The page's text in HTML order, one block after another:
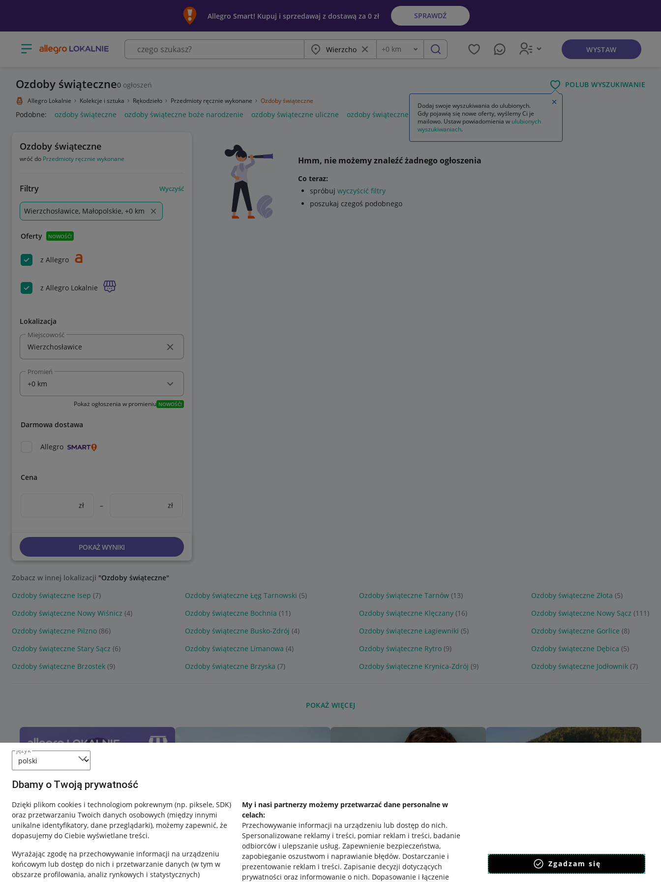
język
Dbamy o Twoją prywatność
Dzięki plikom cookies i technologiom pokrewnym (np. piksele, SDK)
oraz przetwarzaniu Twoich danych osobowych (między innymi
unikalne identyfikatory, dane przeglądarki), możemy zapewnić, że
dopasujemy do Ciebie wyświetlane treści.
Wyrażając zgodę na przechowywanie informacji na urządzeniu
końcowym lub dostęp do nich i przetwarzanie danych (w tym w
obszarze profilowania, analiz rynkowych i statystycznych)
My i nasi partnerzy możemy przetwarzać dane personalne w
celach:
Przechowywanie informacji na urządzeniu lub dostęp do nich.
Spersonalizowane reklamy i treści, pomiar reklam i treści, badanie
odbiorców i ulepszanie usług. Zapewnienie bezpieczeństwa,
zapobieganie oszustwom i naprawianie błędów. Dostarczanie i
prezentowanie reklam i treści. Zapisanie decyzji dotyczących
prywatności oraz informowanie o nich. Dopasowanie i łączenie
Zgadzam się
Allegro Smart! Kupuj i sprzedawaj z dostawą za 0 zł SPRAWDŹ
Otwórz menu z kategoriami Miasto Wyczyść frazę
Odległość
+0 km szukaj WYSTAW
Ozdoby świąteczne0 ogłoszeń POLUB WYSZUKIWANIE
Allegro Lokalnie Kolekcje i sztuka Rękodzieło Przedmioty ręcznie wykonane Ozdoby świąteczne
Podobne: ozdoby świąteczne ozdoby świąteczne boże narodzenie ozdoby świąteczne uliczne ozdoby świąteczne zewnętrzne ozdoby świąteczne na tort
Ozdoby świąteczne
wróć do Przedmioty ręcznie wykonane
Filtry Wyczyść
Wierzchosławice, Małopolskie, +0 km
Oferty NOWOŚĆ!
z Allegro
z Allegro Lokalnie
Lokalizacja
Miejscowość
Promień
Pokaż ogłoszenia w promieniu NOWOŚĆ!
Darmowa dostawa
Allegro
Cena
zł – zł
POKAŻ WYNIKI
Hmm, nie możemy znaleźć żadnego ogłoszenia
Co teraz:
spróbuj wyczyścić filtry
poszukaj czegoś podobnego
Zobacz w innej lokalizacji "Ozdoby świąteczne"
Ozdoby świąteczne Isep (7) Ozdoby świąteczne Łęg Tarnowski (5) Ozdoby świąteczne Tarnów (13) Ozdoby świąteczne Złota (5)
Ozdoby świąteczne Nowy Wiśnicz (4) Ozdoby świąteczne Bochnia (11) Ozdoby świąteczne Klęczany (16) Ozdoby świąteczne Nowy Sącz (111)
Ozdoby świąteczne Pilzno (86) Ozdoby świąteczne Busko-Zdrój (4) Ozdoby świąteczne Łagiewniki (5) Ozdoby świąteczne Gorlice (8)
Ozdoby świąteczne Stary Sącz (6) Ozdoby świąteczne Limanowa (4) Ozdoby świąteczne Rytro (9) Ozdoby świąteczne Dębica (5)
Ozdoby świąteczne Brzostek (9) Ozdoby świąteczne Brzyska (7) Ozdoby świąteczne Krynica-Zdrój (9) Ozdoby świąteczne Jodłownik (7)
POKAŻ WIĘCEJ
Dodaj swoje wyszukiwania do ulubionych.
Gdy pojawią się nowe oferty, wyślemy Ci je
mailowo. Ustaw powiadomienia w ulubionych
wyszukiwaniach.
Zamknij wskazówkę